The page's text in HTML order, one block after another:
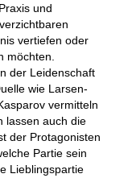
und
vertiefen oder
möchten.
der Leidenschaft
wie Larsen-
vermitteln
lassen auch die
der Protagonisten
Partie sein
Lieblingspartie